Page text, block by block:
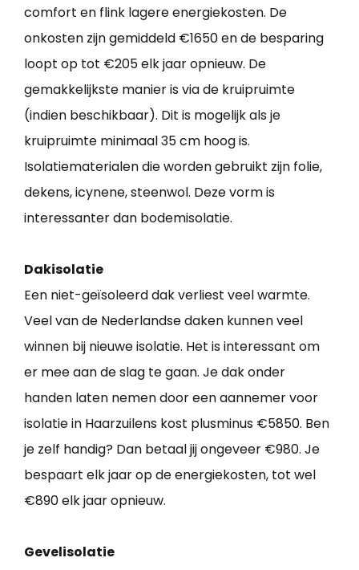
comfort en flink lagere energiekosten. De
onkosten zijn gemiddeld €1650 en de besparing
loopt op tot €205 elk jaar opnieuw. De
gemakkelijkste manier is via de kruipruimte
(indien beschikbaar). Dit is mogelijk als je
kruipruimte minimaal 35 cm hoog is.
Isolatiematerialen die worden gebruikt zijn folie,
dekens, icynene, steenwol. Deze vorm is
interessanter dan bodemisolatie.
Dakisolatie
Een niet-geïsoleerd dak verliest veel warmte.
Veel van de Nederlandse daken kunnen veel
winnen bij nieuwe isolatie. Het is interessant om
er mee aan de slag te gaan. Je dak onder
handen laten nemen door een aannemer voor
isolatie in Haarzuilens kost plusminus €5850. Ben
je zelf handig? Dan betaal jij ongeveer €980. Je
bespaart elk jaar op de energiekosten, tot wel
€890 elk jaar opnieuw.
Gevelisolatie